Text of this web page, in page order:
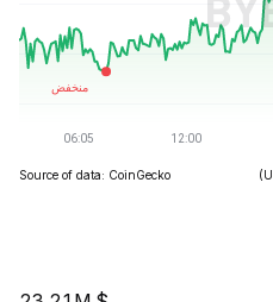
Source of data: CoinGecko